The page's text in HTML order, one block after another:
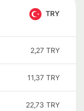
TRY
2,27 TRY
11,37 TRY
22,73 TRY